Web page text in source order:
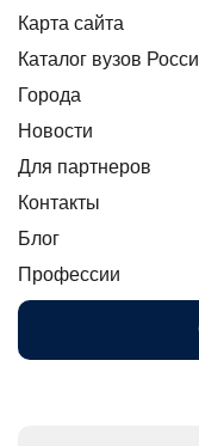
Карта сайта
Каталог вузов
Города
Новости
Для партнеров
Контакты
Блог
Профессии